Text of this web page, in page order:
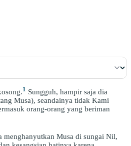
1 Sungguh, hampir saja dia
Musa), seandainya tidak Kami
orang-orang yang beriman
menghanyutkan Musa di sungai Nil,